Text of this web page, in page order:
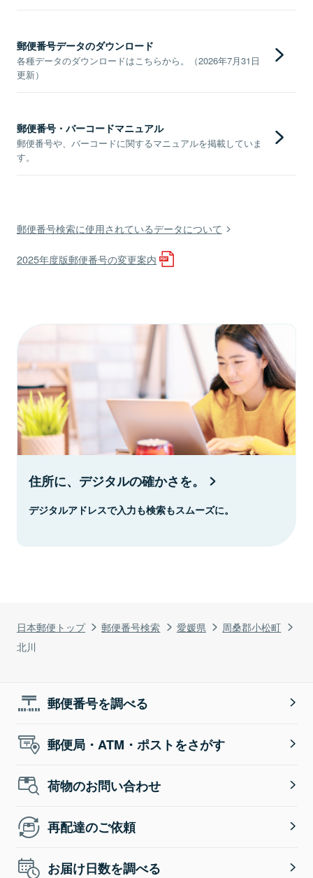
日本郵便トップ 郵便番号検索 愛媛県
周桑郡小松町
北川
郵便番号データのダウンロード
各種データのダウンロードはこちらから。（2026年7月31日
更新）
郵便番号・バーコードマニュアル
郵便番号や、バーコードに関するマニュアルを掲載していま
す。
郵便番号検索に使用されているデータについて
2025年度版郵便番号の変更案内
住所に、デジタルの確かさを。
デジタルアドレスで入力も検索もスムーズに。
郵便番号を調べる
郵便局・ATM・ポストをさがす
荷物のお問い合わせ
再配達のご依頼
お届け日数を調べる